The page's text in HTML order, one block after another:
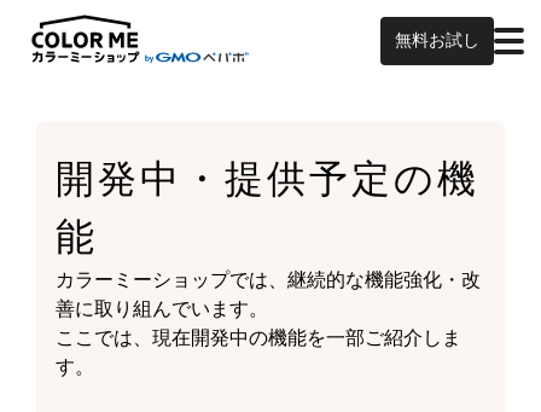
無料お試し
開発中・提供予定の機
能
カラーミーショップでは、継続的な機能強化・改
善に取り組んでいます。
ここでは、現在開発中の機能を一部ご紹介しま
す。